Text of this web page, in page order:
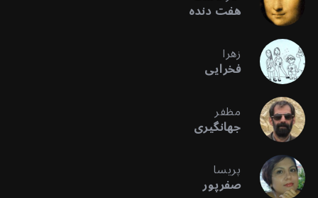
هفت دنده
زهرا
فخرایی
مظفر
جهانگیری
پریسا
صفرپور